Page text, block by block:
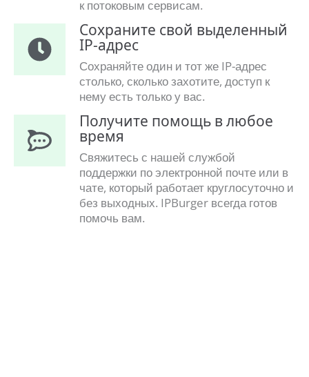
к потоковым сервисам.
Сохраните свой выделенный
IP-адрес
Сохраняйте один и тот же IP-адрес
столько, сколько захотите, доступ к
нему есть только у вас.
Получите помощь в любое
время
Свяжитесь с нашей службой
поддержки по электронной почте или в
чате, который работает круглосуточно и
без выходных. IPBurger всегда готов
помочь вам.